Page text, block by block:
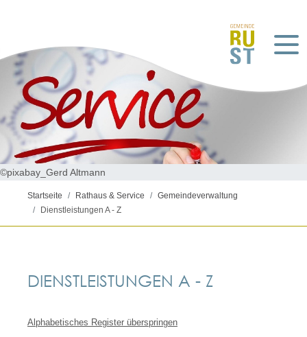
©pixabay_Gerd Altmann
Startseite Rathaus & Service
Gemeindeverwaltung
Dienstleistungen A - Z
DIENSTLEISTUNGEN A - Z
Alphabetisches Register überspringen